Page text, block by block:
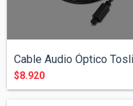
$8.920